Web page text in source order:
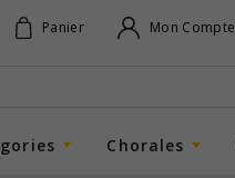
Panier Mon Compte
Chorales